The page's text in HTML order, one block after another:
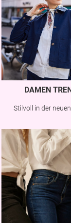
DAMEN
Stilvoll in der